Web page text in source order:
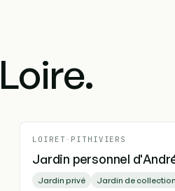
LOIRET - PITHIVIERS
Jardin personnel
Jardin privé Jardin de collection